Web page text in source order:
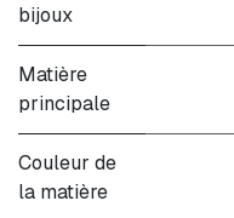
bijoux
Matière
principale
Couleur de
la matière